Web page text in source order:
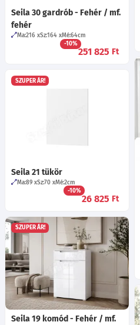
Seila 30 gardrób - Fehér / mf.
fehér
Ma:216 Sz:164 Mé:64cm
-10%
251 825 Ft
SZUPER ÁR!
Seila 21 tükör
Ma:89 Sz:70 Mé:2cm
-10%
26 825 Ft
SZUPER ÁR!
Seila 19 komód - Fehér / mf.